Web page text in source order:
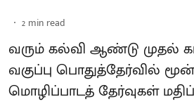
2 min read
வரும் கல்வி ஆண்டு முதல்
வகுப்பு பொதுத்தேர்வில்
மொழிப்பாடத் தேர்வுகள்